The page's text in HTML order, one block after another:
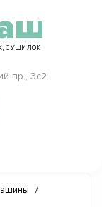
СУШИЛОК
пр., 3с2
/